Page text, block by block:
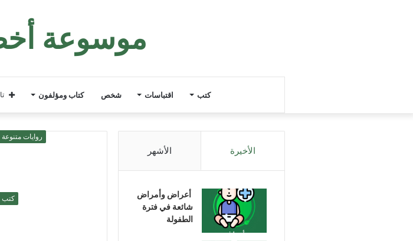
موسوعة
كتب اقتباسات شخص كتاب ومؤلفون
روايات متنوعة
كتب
الأخيرة الأشهر
أعراض وأمراض
شائعة في فترة
الطفولة